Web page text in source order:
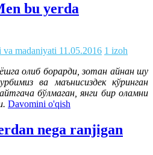
bu yerda
va madaniyati 11.05.2016 1 izoh
олиб борарди, зотан айнан шу
ва маънисиздек кўринган
бўлмаган, янги бир оламни
Davomini o'qish
nega ranjigan